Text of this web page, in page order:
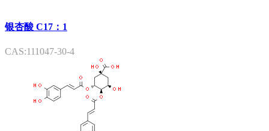
银杏酸 C17：1
CAS:111047-30-4